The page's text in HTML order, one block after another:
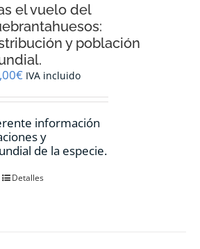
el vuelo del
y población
€ IVA incluido
información
y
de la especie.
Detalles